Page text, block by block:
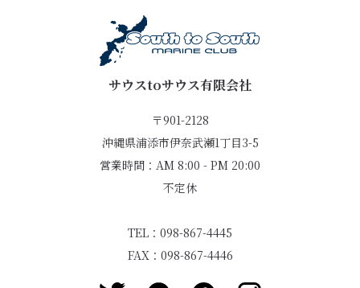
サウスtoサウス有限会社
〒901-2128
沖縄県浦添市伊奈武瀬1丁目3-5
営業時間：AM 8:00 - PM 20:00
不定休
TEL：098-867-4445
FAX：098-867-4446